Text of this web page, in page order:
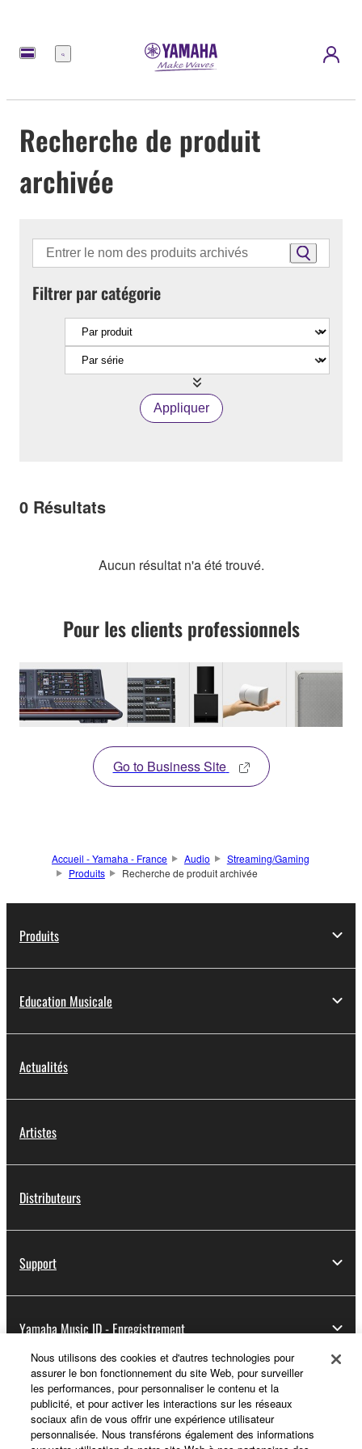
Menu
Recherche de produit
archivée
Filtrer par catégorie
Appliquer
0 Résultats
Aucun résultat n'a été trouvé.
Pour les clients professionnels
Go to Business Site
Accueil - Yamaha - France Audio
Streaming/Gaming
Produits
Recherche de produit archivée
Produits
Education Musicale
Actualités
Artistes
Distributeurs
Support
Yamaha Music ID - Enregistrement
A propos de Yamaha
Nous utilisons des cookies et d'autres technologies pour
assurer le bon fonctionnement du site Web, pour surveiller
les performances, pour personnaliser le contenu et la
publicité, et pour activer les interactions sur les réseaux
sociaux afin de vous offrir une expérience utilisateur
personnalisée. Nous transférons également des informations